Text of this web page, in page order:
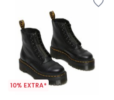
10% EXTRA*